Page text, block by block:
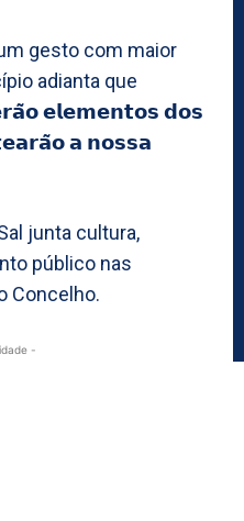
gesto com maior
adianta que
𝗲𝗹𝗲𝗺𝗲𝗻𝘁𝗼𝘀 𝗱𝗼𝘀
𝗮 𝗻𝗼𝘀𝘀𝗮
junta cultura,
público nas
Concelho.
-